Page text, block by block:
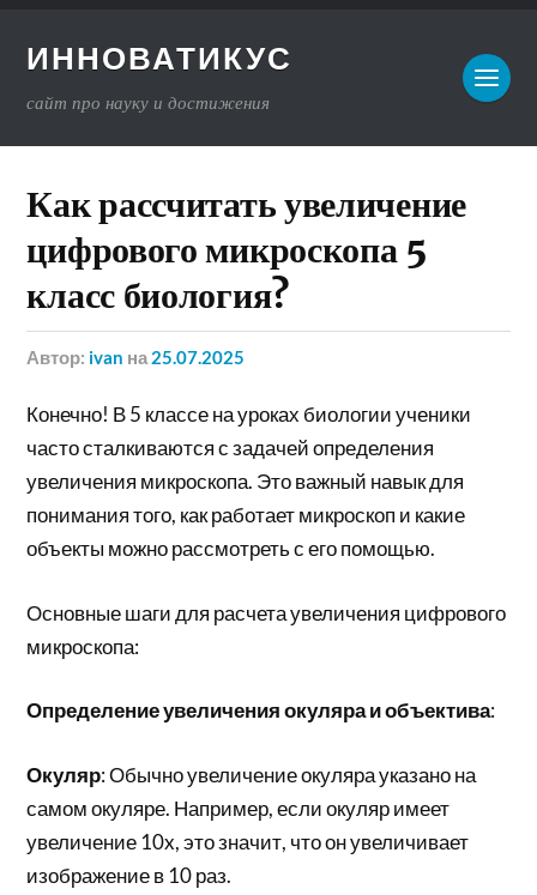
ИННОВАТИКУС
сайт про науку и достижения
Как рассчитать увеличение
цифрового микроскопа 5
класс биология?
Автор: ivan на 25.07.2025
Конечно! В 5 классе на уроках биологии ученики
часто сталкиваются с задачей определения
увеличения микроскопа. Это важный навык для
понимания того, как работает микроскоп и какие
объекты можно рассмотреть с его помощью.
Основные шаги для расчета увеличения цифрового
микроскопа:
Определение увеличения окуляра и объектива:
Окуляр: Обычно увеличение окуляра указано на
самом окуляре. Например, если окуляр имеет
увеличение 10x, это значит, что он увеличивает
изображение в 10 раз.